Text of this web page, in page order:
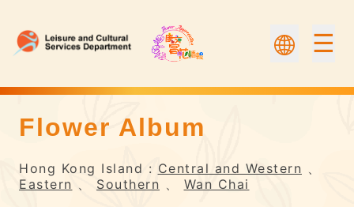
☰
Flower Album | Flower Appreciation
Flower Album
Hong Kong Island : Central and Western 、
Eastern 、 Southern 、 Wan Chai